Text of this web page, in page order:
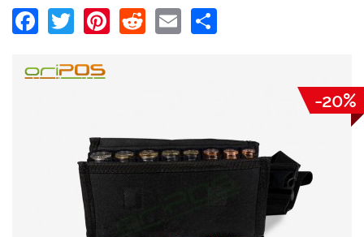
Facebook
TwitterPinterest
Reddit
Email
-20%